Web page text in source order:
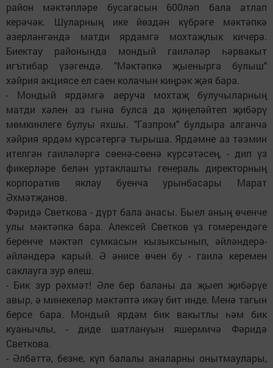
район мәктәпләре бусагасын 600ләп бала атлап
керәчәк. Шуларның ике йөздән күбрәге мәктәпкә
әзерләнгәндә матди ярдәмгә мохтаҗлык кичерә.
Биектау районында мондый гаиләләр һәрвакыт
игътибар үзәгендә. "Мәктәпкә җыенырга булыш"
хәйрия акциясе ел саен колачын киңрәк җәя бара.
- Мондый ярдәмгә аеруча мохтаҗ булучыларның
матди хәлен аз гына булса да җиңеләйтеп җибәрү
мөмкинлеге булуы яхшы. "Газпром" булдыра алганча
хәйрия ярдәм күрсәтергә тырыша. Ярдәмне аз тәэмин
ителгән гаиләләргә сөенә-сөенә күрсәтәсең, - дип үз
фикерләре белән уртаклашты генераль директорның
корпоратив яклау буенча урынбасары Марат
Әхмәтҗанов.
Фәридә Светкова - дүрт бала анасы. Быел аның өченче
улы мәктәпкә бара. Алексей Светков үз гомерендәге
беренче мәктәп сумкасын кызыксынып, әйләндерә-
әйләндерә карый. Ә әнисе өчен бу - гаилә керемен
саклауга зур өлеш.
- Бик зур рәхмәт! Әле бер баланы да җыеп җибәрүе
авыр, ә минекеләр мәктәптә икәү бит инде. Менә тагын
берсе бара. Мондый ярдәм бик вакытлы һәм бик
куанычлы, - диде шатлануын яшермичә Фәридә
Светкова.
- Әлбәттә, безне, күп балалы аналарны онытмаулары,